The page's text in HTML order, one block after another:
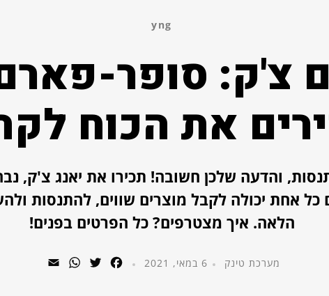
yng
צ'ק: סופר-
את הכוח
והדעה שלכן חשובה! תכירו את יאנג צ'ק,
כל אחת יכולה לקבל מוצרים שווים, להתנסות
הלאה. איך מצטרפים? כל הפרטים בפנים!
מערכת טינק 6 במאי, 2021 Facebook
Twitter
WhatsApp